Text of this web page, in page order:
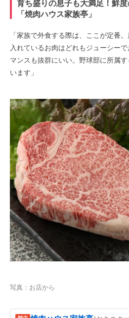
育ち盛りの息子も大満足！鮮
「焼肉ハウス家族亭」
「家族で外食する際は、ここが定番
入れているお肉はどれもジューシー
マンスも抜群にいい。野球部に所属
います」
写真：お店から